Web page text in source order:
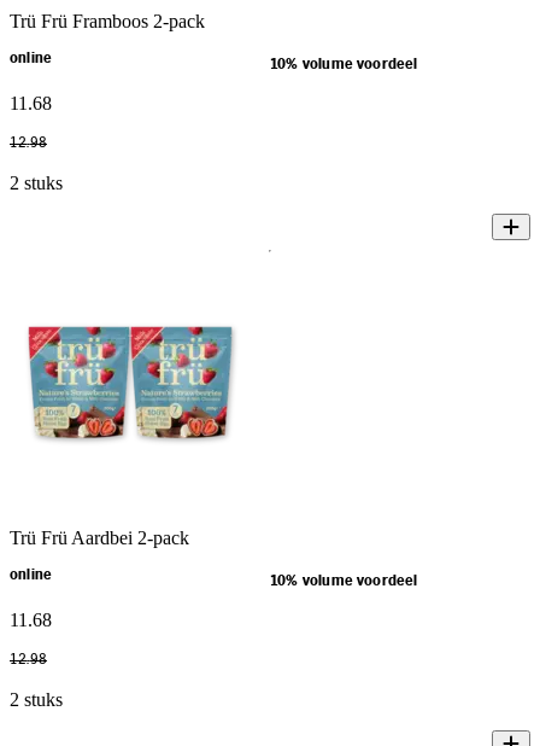
Trü Frü Framboos 2-pack
online 10% volume voordeel
11 .68
12.98
2 stuks
Trü Frü Aardbei 2-pack
online 10% volume voordeel
11 .68
12.98
2 stuks